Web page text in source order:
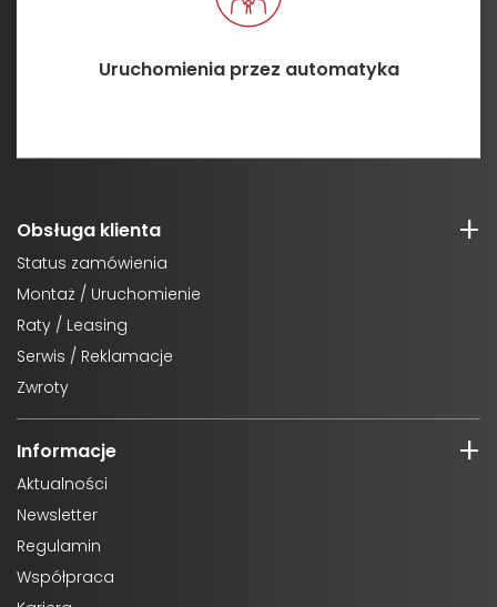
Uruchomienia przez automatyka
Obsługa klienta
Status zamówienia
Montaż / Uruchomienie
Raty / Leasing
Serwis / Reklamacje
Zwroty
Informacje
Aktualności
Newsletter
Regulamin
Współpraca